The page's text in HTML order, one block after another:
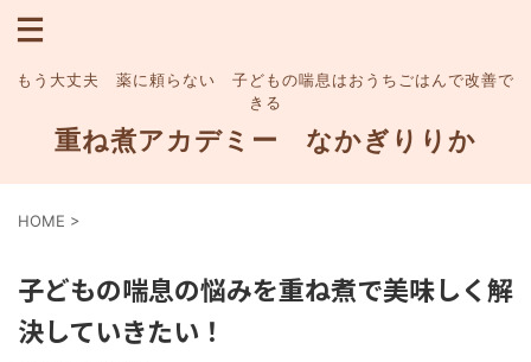
もう大丈夫 薬に頼らない 子どもの喘息はおうちごはんで改善で
きる
重ね煮アカデミー なかぎりりか
HOME >
子どもの喘息の悩みを重ね煮で美味しく解
決していきたい！